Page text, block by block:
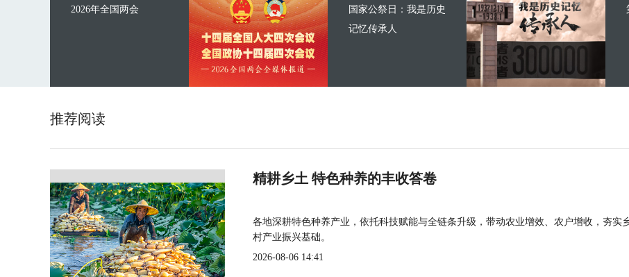
2026年全国两会
国家公祭日：我是历史
记忆传承人
推荐阅读
精耕乡土 特色种养的丰收答卷
各地深耕特色种养产业，依托科技赋能与全链条升级，带动农业增效、农户增收，夯实
村产业振兴基础。
2026-08-06 14:41